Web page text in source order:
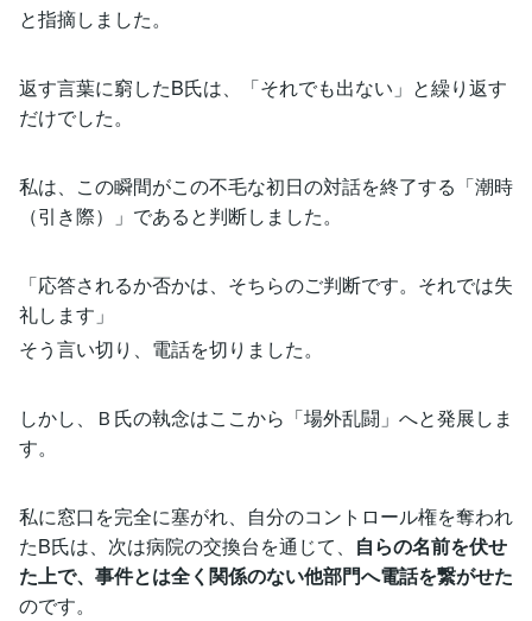
と指摘しました。
返す言葉に窮したB氏は、「それでも出ない」と繰り返す
だけでした。
私は、この瞬間がこの不毛な初日の対話を終了する「潮時
（引き際）」であると判断しました。
「応答されるか否かは、そちらのご判断です。それでは失
礼します」
そう言い切り、電話を切りました。
しかし、Ｂ氏の執念はここから「場外乱闘」へと発展しま
す。
私に窓口を完全に塞がれ、自分のコントロール権を奪われ
たB氏は、次は病院の交換台を通じて、 自らの名前を伏せ
た上で、事件とは全く関係のない他部門へ電話を繋がせた
のです。